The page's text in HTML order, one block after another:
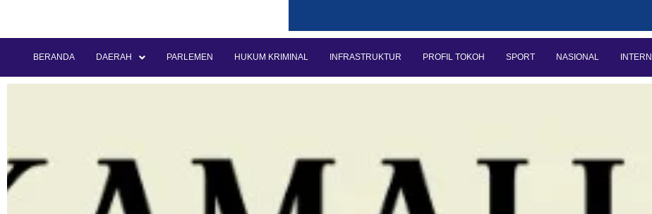
BERANDA DAERAH PARLEMEN HUKUM KRIMINAL INFRASTRUKTUR PROFIL TOKOH SPORT NASIONAL